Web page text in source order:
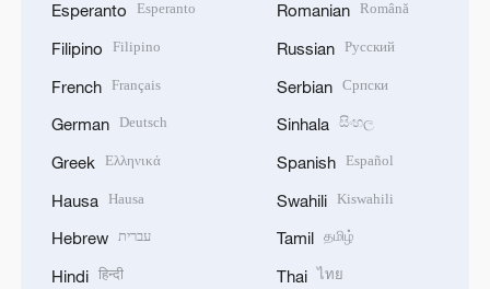
Esperanto Esperanto
Filipino Filipino
French Français
German Deutsch
Greek Ελληνικά
Hausa Hausa
Hebrew עברית
Hindi हिन्दी
Romanian Română
Russian Русский
Serbian Српски
Sinhala සිංහල
Spanish Español
Swahili Kiswahili
Tamil தமிழ்
Thai ไทย